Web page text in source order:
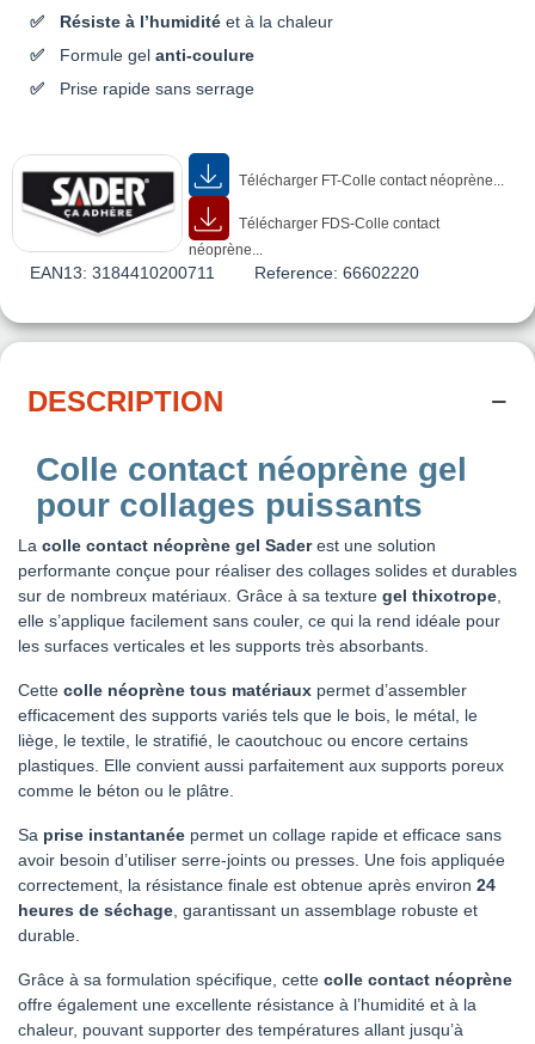
Résiste à l’humidité et à la chaleur
Formule gel anti-coulure
Prise rapide sans serrage
Télécharger FT-Colle contact néoprène...
Télécharger FDS-Colle contact
néoprène...
EAN13: 3184410200711 Reference: 66602220
DESCRIPTION
Colle contact néoprène gel
pour collages puissants
La colle contact néoprène gel Saderest une solution
performante conçue pour réaliser des collages solides et durables
sur de nombreux matériaux. Grâce à sa texture gel thixotrope
elle s’applique facilement sans couler, ce qui la rend idéale pour
les surfaces verticales et les supports très absorbants.
Cette colle néoprène tous matériaux permet d’assembler
efficacement des supports variés tels que le bois, le métal, le
liège, le textile, le stratifié, le caoutchouc ou encore certains
plastiques. Elle convient aussi parfaitement aux supports poreux
comme le béton ou le plâtre.
Sa prise instantanée permet un collage rapide et efficace sans
avoir besoin d’utiliser serre-joints ou presses. Une fois appliquée
correctement, la résistance finale est obtenue après environ 24
heures de séchage , garantissant un assemblage robuste et
durable.
Grâce à sa formulation spécifique, cette colle contact néoprène
offre également une excellente résistance à l’humidité et à la
chaleur, pouvant supporter des températures allant jusqu’à